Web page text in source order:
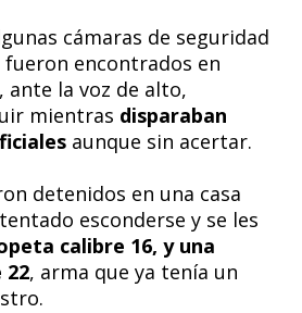
cámaras de seguridad
encontrados en
ante la voz de alto,
mientras disparaban
aunque sin acertar.
detenidos en una casa
esconderse y se les
calibre 16, y una
22, arma que ya tenía un